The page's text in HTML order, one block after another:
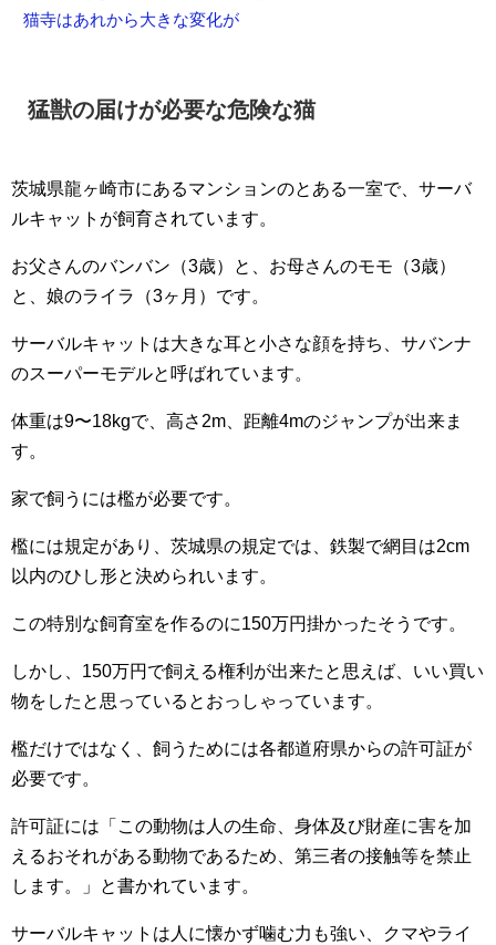
猫寺はあれから大きな変化が
猛獣の届けが必要な危険な猫
茨城県龍ヶ崎市にあるマンションのとある一室で、サーバ
ルキャットが飼育されています。
お父さんのバンバン（3歳）と、お母さんのモモ（3歳）
と、娘のライラ（3ヶ月）です。
サーバルキャットは大きな耳と小さな顔を持ち、サバンナ
のスーパーモデルと呼ばれています。
体重は9〜18kgで、高さ2m、距離4mのジャンプが出来ま
す。
家で飼うには檻が必要です。
檻には規定があり、茨城県の規定では、鉄製で網目は2cm
以内のひし形と決められいます。
この特別な飼育室を作るのに150万円掛かったそうです。
しかし、150万円で飼える権利が出来たと思えば、いい買い
物をしたと思っているとおっしゃっています。
檻だけではなく、飼うためには各都道府県からの許可証が
必要です。
許可証には「この動物は人の生命、身体及び財産に害を加
えるおそれがある動物であるため、第三者の接触等を禁止
します。」と書かれています。
サーバルキャットは人に懐かず噛む力も強い、クマやライ